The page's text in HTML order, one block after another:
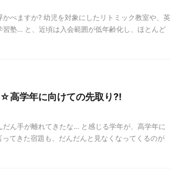
かべますか? 幼児を対象にしたリトミック教室や、英
塾… と、近頃は入会範囲が低年齢化し、ほとんど
高学年に向けての先取り?!
ん手が離れてきたな… と感じる学年が、高学年に
てきた宿題も、だんだんと見なくなってくるのが